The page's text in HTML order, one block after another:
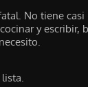
No tiene
y escribir,